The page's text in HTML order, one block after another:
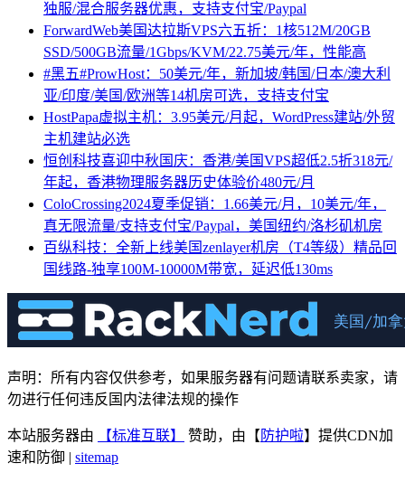
独服/混合服务器优惠，支持支付宝/Paypal
ForwardWeb美国达拉斯VPS六五折：1核512M/20GB
SSD/500GB流量/1Gbps/KVM/22.75美元/年，性能高
#黑五#ProwHost：50美元/年，新加坡/韩国/日本/澳大利
亚/印度/美国/欧洲等14机房可选，支持支付宝
HostPapa虚拟主机：3.95美元/月起，WordPress建站/外贸
主机建站必选
恒创科技喜迎中秋国庆：香港/美国VPS超低2.5折318元/
年起，香港物理服务器历史体验价480元/月
ColoCrossing2024夏季促销：1.66美元/月，10美元/年，
真无限流量/支持支付宝/Paypal，美国纽约/洛杉矶机房
百纵科技：全新上线美国zenlayer机房（T4等级）精品回
国线路-独享100M-10000M带宽，延迟低130ms
声明：所有内容仅供参考，如果服务器有问题请联系卖家，请
勿进行任何违反国内法律法规的操作
本站服务器由 【标准互联】 赞助，由【 防护啦】提供CDN加
速和防御 | sitemap